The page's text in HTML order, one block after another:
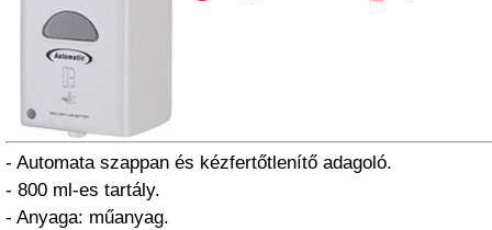
- Automata szappan és kézfertőtlenítő adagoló.
- 800 ml-es tartály.
- Anyaga: műanyag.